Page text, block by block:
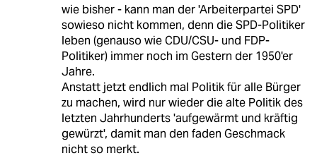
wie bisher - kann man der 'Arbeiterpartei SPD'
sowieso nicht kommen, denn die SPD-Politiker
leben (genauso wie CDU/CSU- und FDP-
Politiker) immer noch im Gestern der 1950'er
Jahre.
Anstatt jetzt endlich mal Politik für alle Bürger
zu machen, wird nur wieder die alte Politik des
letzten Jahrhunderts 'aufgewärmt und kräftig
gewürzt', damit man den faden Geschmack
nicht so merkt.